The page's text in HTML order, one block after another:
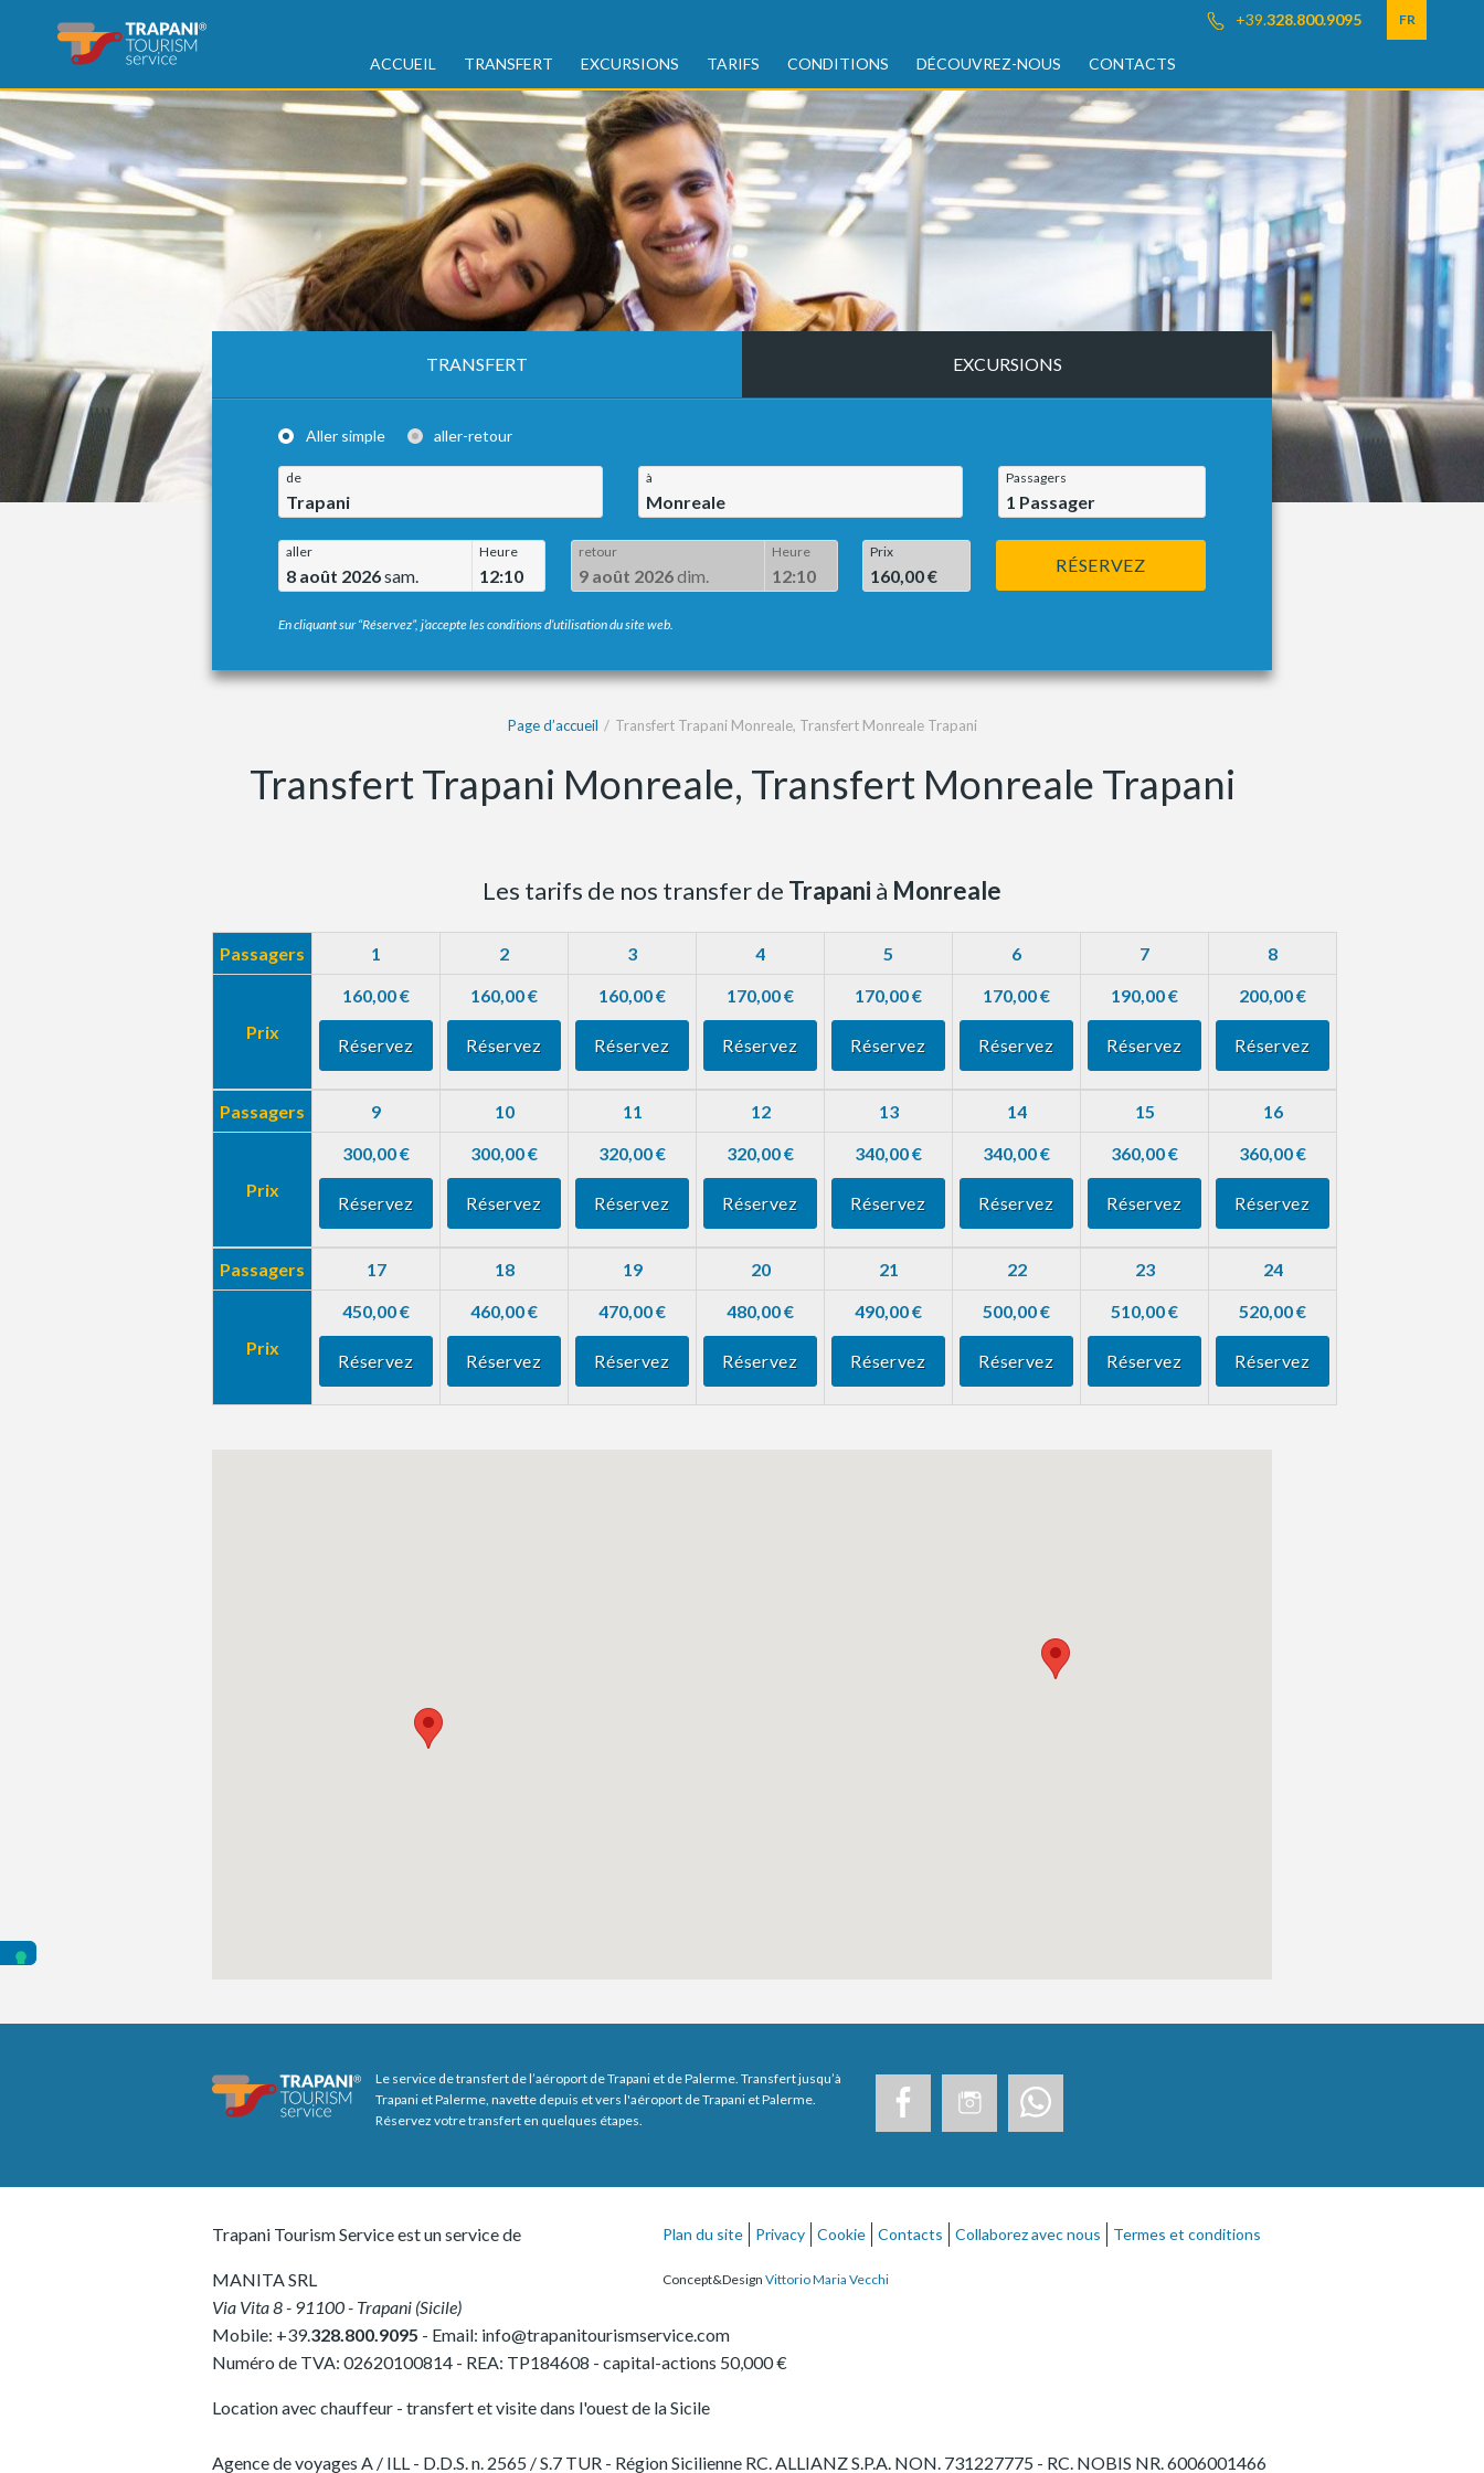
+39.328.800.9095 FR
ACCUEIL TRANSFERT EXCURSIONS TARIFS CONDITIONS DÉCOUVREZ-NOUS CONTACTS
TRANSFERT EXCURSIONS
Aller simple aller-retour
de
Trapani
à
Monreale
Passagers
1 Passager
aller
8 août 2026sam.
Heure
12:10
retour
9 août 2026dim.
Heure
12:10
Prix
160,00 €
RÉSERVEZ
En cliquant sur “Réservez”, j’accepte les conditions d’utilisation du site web.
Page d’accueil Transfert Trapani Monreale, Transfert Monreale Trapani
Transfert Trapani Monreale, Transfert Monreale Trapani
Les tarifs de nos transfer de Trapani à Monreale
Passagers 1 2 3 4 5 6 7 8
Prix
160,00 €
Réservez
160,00 €
Réservez
160,00 €
Réservez
170,00 €
Réservez
170,00 €
Réservez
170,00 €
Réservez
190,00 €
Réservez
200,00 €
Réservez
Passagers 9 10 11 12 13 14 15 16
Prix
300,00 €
Réservez
300,00 €
Réservez
320,00 €
Réservez
320,00 €
Réservez
340,00 €
Réservez
340,00 €
Réservez
360,00 €
Réservez
360,00 €
Réservez
Passagers 17 18 19 20 21 22 23 24
Prix
450,00 €
Réservez
460,00 €
Réservez
470,00 €
Réservez
480,00 €
Réservez
490,00 €
Réservez
500,00 €
Réservez
510,00 €
Réservez
520,00 €
Réservez
Le service de transfert de l’aéroport de Trapani et de Palerme. Transfert jusqu’à
Trapani et Palerme, navette depuis et vers l'aéroport de Trapani et Palerme.
Réservez votre transfert en quelques étapes.
Trapani Tourism Service est un service de
MANITA SRL
Via Vita 8- 91100- Trapani (Sicile)
Mobile: +39.328.800.9095 - Email: info@trapanitourismservice.com
Numéro de TVA: 02620100814 - REA: TP184608 - capital-actions 50,000 €
Location avec chauffeur - transfert et visite dans l'ouest de la Sicile
Agence de voyages A / ILL - D.D.S. n. 2565 / S.7 TUR - Région Sicilienne RC. ALLIANZ S.P.A. NON. 731227775 - RC. NOBIS NR. 6006001466
Plan du site Privacy Cookie Contacts Collaborez avec nous Termes et conditions
Concept&Design Vittorio Maria Vecchi